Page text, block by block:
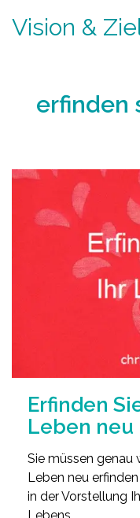
Vision &
erfinden
Erfinden
Leben neu
Sie müssen genau
Leben neu
in der Vorstellung